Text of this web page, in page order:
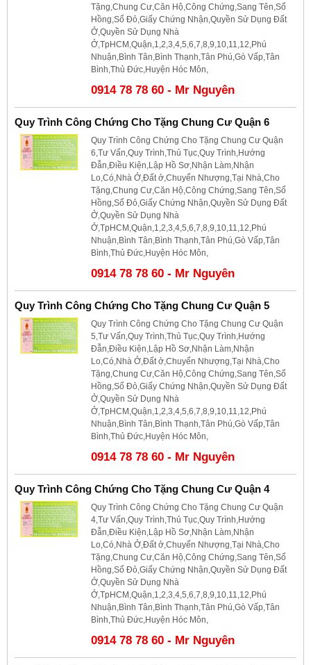
Tặng,Chung Cư,Căn Hộ,Công Chứng,Sang Tên,Sổ
Hồng,Sổ Đỏ,Giấy Chứng Nhận,Quyền Sử Dụng Đất
Ở,Quyền Sử Dụng Nhà
Ở,TpHCM,Quận,1,2,3,4,5,6,7,8,9,10,11,12,Phú
Nhuận,Bình Tân,Bình Thạnh,Tân Phú,Gò Vấp,Tân
Bình,Thủ Đức,Huyện Hóc Môn,
0914 78 78 60 - Mr Nguyên
Quy Trình Công Chứng Cho Tặng Chung Cư Quận 6
Quy Trình Công Chứng Cho Tặng Chung Cư Quận
6,Tư Vấn,Quy Trình,Thủ Tục,Quy Trình,Hướng
Đẫn,Điều Kiện,Lập Hồ Sơ,Nhận Làm,Nhận
Lo,Có,Nhà Ở,Đất ở,Chuyển Nhượng,Tại Nhà,Cho
Tặng,Chung Cư,Căn Hộ,Công Chứng,Sang Tên,Sổ
Hồng,Sổ Đỏ,Giấy Chứng Nhận,Quyền Sử Dụng Đất
Ở,Quyền Sử Dụng Nhà
Ở,TpHCM,Quận,1,2,3,4,5,6,7,8,9,10,11,12,Phú
Nhuận,Bình Tân,Bình Thạnh,Tân Phú,Gò Vấp,Tân
Bình,Thủ Đức,Huyện Hóc Môn,
0914 78 78 60 - Mr Nguyên
Quy Trình Công Chứng Cho Tặng Chung Cư Quận 5
Quy Trình Công Chứng Cho Tặng Chung Cư Quận
5,Tư Vấn,Quy Trình,Thủ Tục,Quy Trình,Hướng
Đẫn,Điều Kiện,Lập Hồ Sơ,Nhận Làm,Nhận
Lo,Có,Nhà Ở,Đất ở,Chuyển Nhượng,Tại Nhà,Cho
Tặng,Chung Cư,Căn Hộ,Công Chứng,Sang Tên,Sổ
Hồng,Sổ Đỏ,Giấy Chứng Nhận,Quyền Sử Dụng Đất
Ở,Quyền Sử Dụng Nhà
Ở,TpHCM,Quận,1,2,3,4,5,6,7,8,9,10,11,12,Phú
Nhuận,Bình Tân,Bình Thạnh,Tân Phú,Gò Vấp,Tân
Bình,Thủ Đức,Huyện Hóc Môn,
0914 78 78 60 - Mr Nguyên
Quy Trình Công Chứng Cho Tặng Chung Cư Quận 4
Quy Trình Công Chứng Cho Tặng Chung Cư Quận
4,Tư Vấn,Quy Trình,Thủ Tục,Quy Trình,Hướng
Đẫn,Điều Kiện,Lập Hồ Sơ,Nhận Làm,Nhận
Lo,Có,Nhà Ở,Đất ở,Chuyển Nhượng,Tại Nhà,Cho
Tặng,Chung Cư,Căn Hộ,Công Chứng,Sang Tên,Sổ
Hồng,Sổ Đỏ,Giấy Chứng Nhận,Quyền Sử Dụng Đất
Ở,Quyền Sử Dụng Nhà
Ở,TpHCM,Quận,1,2,3,4,5,6,7,8,9,10,11,12,Phú
Nhuận,Bình Tân,Bình Thạnh,Tân Phú,Gò Vấp,Tân
Bình,Thủ Đức,Huyện Hóc Môn,
0914 78 78 60 - Mr Nguyên